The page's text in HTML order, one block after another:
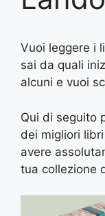
Vuoi leggere i
sai da quali
alcuni e vuoi
Qui di seguito
dei migliori
avere
tua collezione